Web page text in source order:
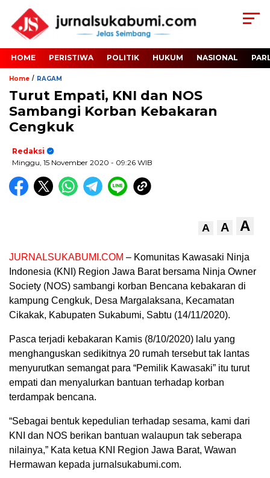
HOME PERISTIWA POLITIK HUKUM NASIONAL
Home / RAGAM
Turut Empati, KNI dan NOS
Sambangi Korban Kebakaran
Cengkuk
Redaksi
Minggu, 15 November 2020 - 09:26 WIB
A A A
JURNALSUKABUMI.COM – Komunitas Kawasaki Ninja
Indonesia (KNI) Region Jawa Barat bersama Ninja Owner
Society (NOS) sambangi korban Bencana kebakaran di
kampung Cengkuk, Desa Margalaksana, Kecamatan
Cikakak, Kabupaten Sukabumi, Sabtu (14/11/2020).
Pasca terjadi kebakaran Kamis (8/10/2020) lalu yang
menghanguskan sedikitnya 20 rumah tersebut tak lantas
menyurutkan semangat para “Pemilik Kawasaki” itu turut
empati dan menyalurkan bantuan terhadap korban
terdampak bencana.
“Sebagai bentuk kepedulian terhadap sesama, kami dari
KNI dan NOS berikan bantuan walaupun tak seberapa
nilainya,” Kata ketua KNI Region Jawa Barat, Wawan
Hermawan kepada jurnalsukabumi.com.